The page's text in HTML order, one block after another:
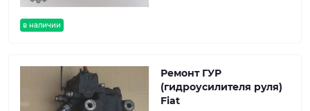
в наличии
Ремонт ГУР
(гидроусилителя руля)
Fiat